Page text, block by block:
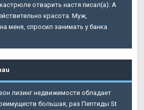
отварить настя писал(а): А
красота. Муж,
меня, спросил занимать у банка
лизинг недвижимости обладает
большая, раз Пептиды St